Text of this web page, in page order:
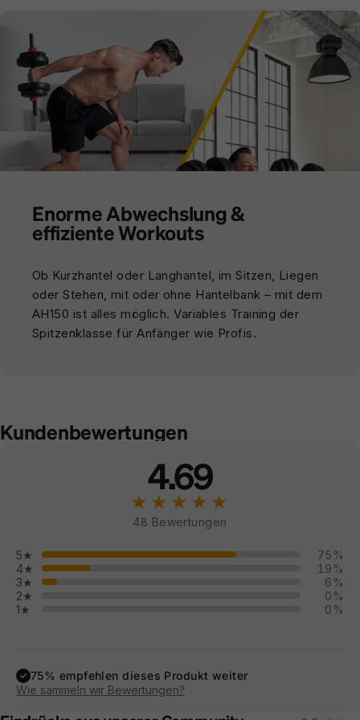
Enorme Abwechslung &
effiziente Workouts
Ob Kurzhantel oder Langhantel, im Sitzen, Liegen
oder Stehen, mit oder ohne Hantelbank – mit dem
AH150 ist alles möglich. Variables Training der
Spitzenklasse für Anfänger wie Profis.
Kundenbewertungen
4.69
★★★★★
48 Bewertungen
5★
75%
4★
19%
3★
6%
2★
0%
1★
0%
✓ 75% empfehlen dieses Produkt weiter
Wie sammeln wir Bewertungen?